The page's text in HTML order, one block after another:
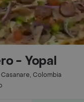
- Yopal
Colombia